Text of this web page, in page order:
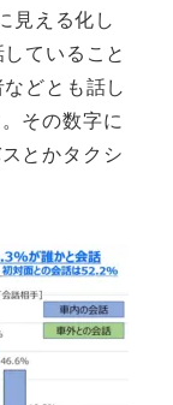
見える化し
ていること
どとも話し
その数字に
とかタクシ